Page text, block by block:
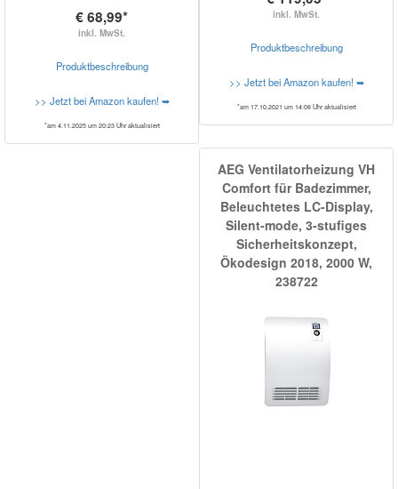
€ 68,99*
inkl. MwSt.
Produktbeschreibung
>> Jetzt bei Amazon kaufen! ➥
*am 4.11.2025 um 20:23 Uhr aktualisiert
inkl. MwSt.
Produktbeschreibung
>> Jetzt bei Amazon kaufen! ➥
*am 17.10.2021 um 14:08 Uhr aktualisiert
AEG Ventilatorheizung VH
Comfort für Badezimmer,
Beleuchtetes LC-Display,
Silent-mode, 3-stufiges
Sicherheitskonzept,
Ökodesign 2018, 2000 W,
238722